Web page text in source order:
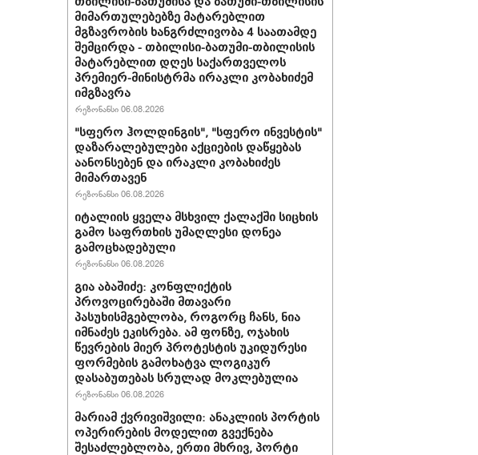
მიმართულებებზე მატარებლით
მგზავრობის ხანგრძლივობა 4 საათამდე
შემცირდა - თბილისი-ბათუმი-თბილისის
მატარებლით დღეს საქართველოს
პრემიერ-მინისტრმა ირაკლი კობახიძემ
იმგზავრა
რეზონანსი 06.08.2026
"სფერო ჰოლდინგის", "სფერო ინვესტის"
დაზარალებულები აქციების დაწყებას
აანონსებენ და ირაკლი კობახიძეს
მიმართავენ
რეზონანსი 06.08.2026
იტალიის ყველა მსხვილ ქალაქში სიცხის
გამო საფრთხის უმაღლესი დონეა
გამოცხადებული
რეზონანსი 06.08.2026
გია აბაშიძე: კონფლიქტის
პროვოცირებაში მთავარი
პასუხისმგებლობა, როგორც ჩანს, ნია
იმნაძეს ეკისრება. ამ ფონზე, ოჯახის
წევრების მიერ პროტესტის უკიდურესი
ფორმების გამოხატვა ლოგიკურ
დასაბუთებას სრულად მოკლებულია
რეზონანსი 06.08.2026
მარიამ ქვრივიშვილი: ანაკლიის პორტის
ოპერირების მოდელით გვექნება
შესაძლებლობა, ერთი მხრივ, პორტი